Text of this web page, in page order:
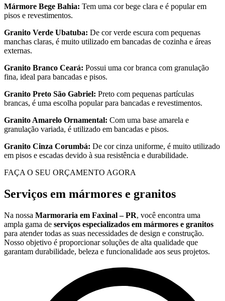
Mármore Bege Bahia: Tem uma cor bege clara e é popular em
pisos e revestimentos.
Granito Verde Ubatuba: De cor verde escura com pequenas
manchas claras, é muito utilizado em bancadas de cozinha e áreas
externas.
Granito Branco Ceará: Possui uma cor branca com granulação
fina, ideal para bancadas e pisos.
Granito Preto São Gabriel: Preto com pequenas partículas
brancas, é uma escolha popular para bancadas e revestimentos.
Granito Amarelo Ornamental: Com uma base amarela e
granulação variada, é utilizado em bancadas e pisos.
Granito Cinza Corumbá: De cor cinza uniforme, é muito utilizado
em pisos e escadas devido à sua resistência e durabilidade.
FAÇA O SEU ORÇAMENTO AGORA
Serviços em mármores e granitos
Na nossa Marmoraria em Faxinal – PR, você encontra uma
ampla gama de serviços especializados em mármores e granitos
para atender todas as suas necessidades de design e construção.
Nosso objetivo é proporcionar soluções de alta qualidade que
garantam durabilidade, beleza e funcionalidade aos seus projetos.